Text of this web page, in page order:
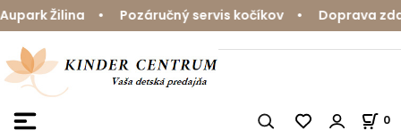
Žilina • Pozáručný servis kočíkov • Doprava
0